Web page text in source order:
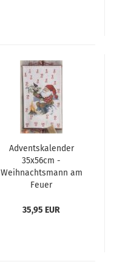
Adventskalender
35x56cm -
Weihnachtsmann am
Feuer
35,95 EUR